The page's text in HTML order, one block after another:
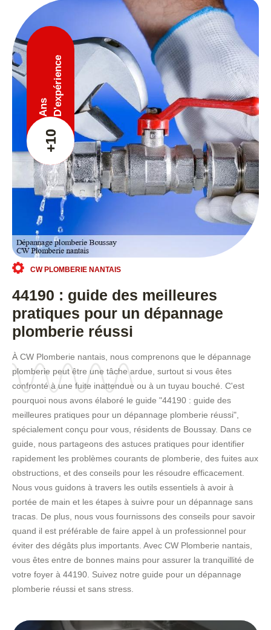
+10
Ans D'expérience
CW PLOMBERIE NANTAIS
44190 : guide des meilleures
pratiques pour un dépannage
plomberie réussi
À CW Plomberie nantais, nous comprenons que le dépannage
plomberie peut être une tâche ardue, surtout si vous êtes
confronté à une fuite inattendue ou à un tuyau bouché. C'est
pourquoi nous avons élaboré le guide "44190 : guide des
meilleures pratiques pour un dépannage plomberie réussi",
spécialement conçu pour vous, résidents de Boussay. Dans ce
guide, nous partageons des astuces pratiques pour identifier
rapidement les problèmes courants de plomberie, des fuites aux
obstructions, et des conseils pour les résoudre efficacement.
Nous vous guidons à travers les outils essentiels à avoir à
portée de main et les étapes à suivre pour un dépannage sans
tracas. De plus, nous vous fournissons des conseils pour savoir
quand il est préférable de faire appel à un professionnel pour
éviter des dégâts plus importants. Avec CW Plomberie nantais,
vous êtes entre de bonnes mains pour assurer la tranquillité de
votre foyer à 44190. Suivez notre guide pour un dépannage
plomberie réussi et sans stress.